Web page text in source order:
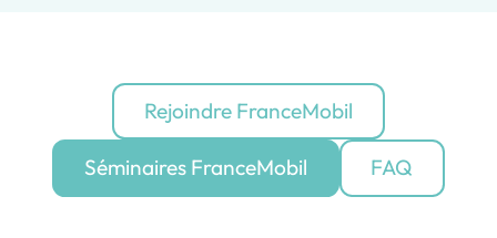
Rejoindre FranceMobil
Séminaires FranceMobil FAQ